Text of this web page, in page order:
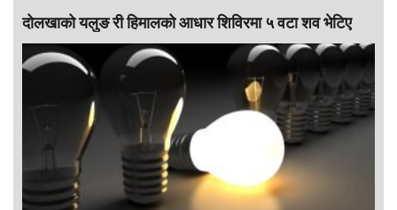
दोलखाको यलुङ री हिमालको आधार शिविरमा ५ वटा शव भेटिए